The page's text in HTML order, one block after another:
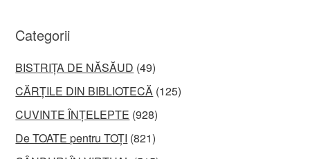
Categorii
BISTRIȚA DE NĂSĂUD (49)
CĂRȚILE DIN BIBLIOTECĂ (125)
CUVINTE ÎNȚELEPTE (928)
De TOATE pentru TOȚI (821)